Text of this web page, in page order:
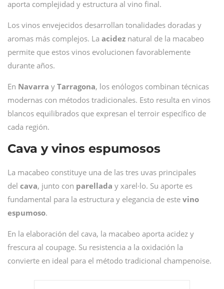
aporta complejidad y estructura al vino final.
Los vinos envejecidos desarrollan tonalidades doradas y
aromas más complejos. La acidez natural de la macabeo
permite que estos vinos evolucionen favorablemente
durante años.
En Navarra y Tarragona, los enólogos combinan técnicas
modernas con métodos tradicionales. Esto resulta en vinos
blancos equilibrados que expresan el terroir específico de
cada región.
Cava y vinos espumosos
La macabeo constituye una de las tres uvas principales
del cava, junto con parellada y xarel·lo. Su aporte es
fundamental para la estructura y elegancia de este vino
espumoso.
En la elaboración del cava, la macabeo aporta acidez y
frescura al coupage. Su resistencia a la oxidación la
convierte en ideal para el método tradicional champenoise.